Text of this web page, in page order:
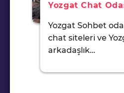
Yozgat Chat
Yozgat Sohbet
chat siteleri ve
arkadaşlık…